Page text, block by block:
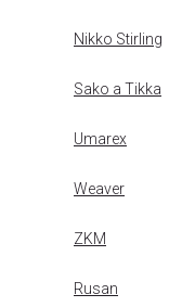
Nikko Stirling
Sako a Tikka
Umarex
Weaver
ZKM
Rusan